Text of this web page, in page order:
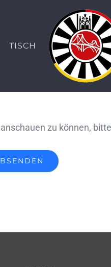
TISCH
zu können,